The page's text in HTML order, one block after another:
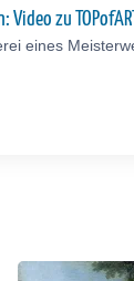
Video zu
eines